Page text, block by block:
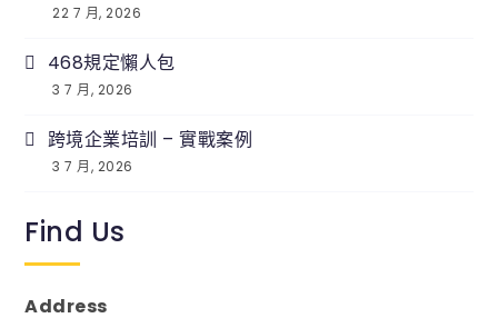
22 7 月, 2026
468規定懶人包
3 7 月, 2026
跨境企業培訓 – 實戰案例
3 7 月, 2026
Find Us
Address